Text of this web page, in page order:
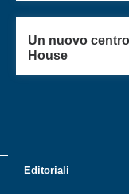
Un nuovo
House
Editoriali
Riflessi è una rivista
periodica, digitale e on